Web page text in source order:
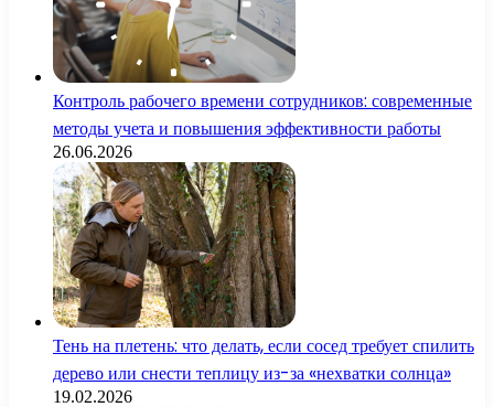
Контроль рабочего времени сотрудников: современные
методы учета и повышения эффективности работы
26.06.2026
Тень на плетень: что делать, если сосед требует спилить
дерево или снести теплицу из-за «нехватки солнца»
19.02.2026